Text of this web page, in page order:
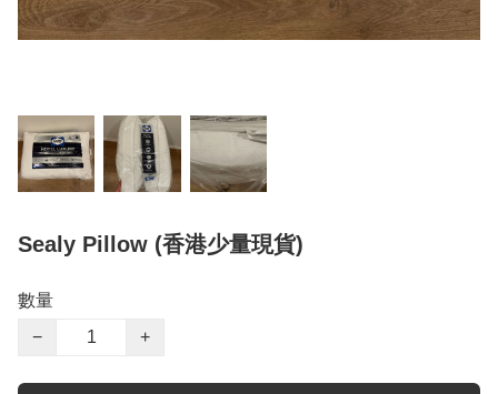
Sealy Pillow (香港少量現貨)
數量
−
+